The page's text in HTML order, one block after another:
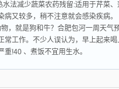
法减少蔬菜农药残留:适用于芹菜
又较多，稍不注意就会感染疾病。
，就是狗和牛？合肥包河一周天
常工作。不少人误认为，早上起来
!40 、煮饭不宜用生水。